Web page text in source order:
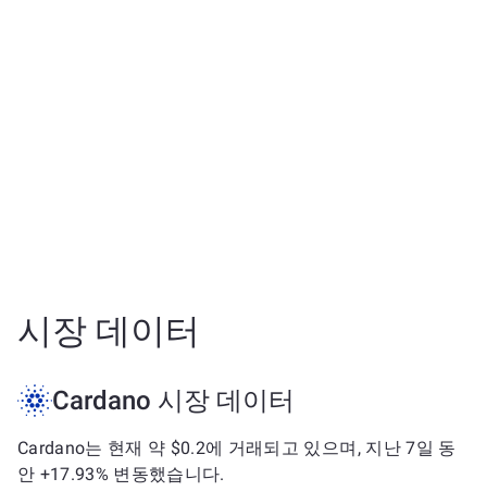
시장 데이터
Cardano 시장 데이터
Cardano는 현재 약 $0.2에 거래되고 있으며, 지난 7일 동
안 +17.93% 변동했습니다.